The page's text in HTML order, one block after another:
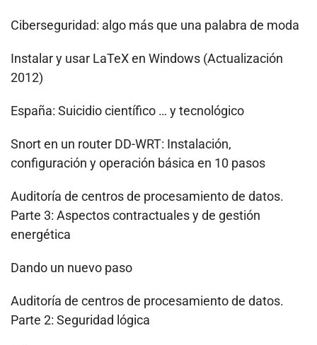
Ciberseguridad: algo más que una palabra de moda
Instalar y usar LaTeX en Windows (Actualización
2012)
España: Suicidio científico … y tecnológico
Snort en un router DD-WRT: Instalación,
configuración y operación básica en 10 pasos
Auditoría de centros de procesamiento de datos.
Parte 3: Aspectos contractuales y de gestión
energética
Dando un nuevo paso
Auditoría de centros de procesamiento de datos.
Parte 2: Seguridad lógica